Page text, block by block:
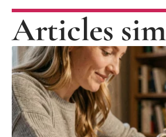
Articles